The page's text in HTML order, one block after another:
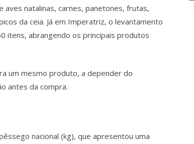
natalinas, carnes, panetones, frutas,
da ceia. Já em Imperatriz, o levantamento
itens, abrangendo os principais produtos
um mesmo produto, a depender do
antes da compra.
nacional (kg), que apresentou uma